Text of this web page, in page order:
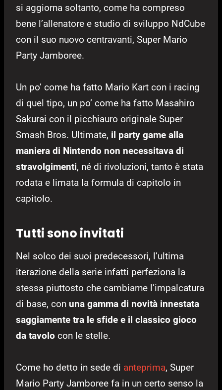
si aggiorna soltanto, come ha compreso
bene l’allenatore e studio di sviluppo NdCube
con il suo nuovo centravanti, Super Mario
Party Jamboree.
Un po’ come ha fatto Mario Kart con i racing
di quel tipo, un po’ come ha fatto Masahiro
Sakurai con il picchiauro originale Super
Smash Bros. Ultimate, il party game alla
maniera di Nintendo non necessitava di
stravolgimenti, né di rivoluzioni, tanto è stata
rodata e limata la formula di capitolo in
capitolo.
Tutti sono invitati
Nel solco dei suoi predecessori, l’ultima
iterazione della serie infatti perfeziona la
stessa piuttosto che cambiarne l’impalcatura
di base, con una gamma di novità innestata
saggiamente tra le sfide e il classico gioco
da tavolo con le stelle.
Come ho detto in sede di anteprima, Super
Mario Party Jamboree fa in un certo senso la